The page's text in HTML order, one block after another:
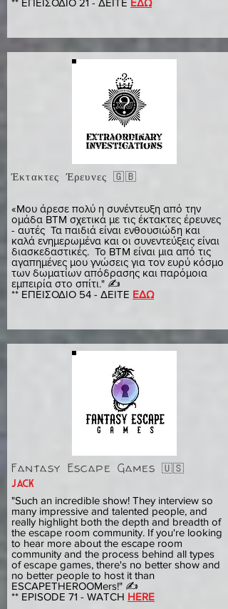
Έκτακτες Έρευνες 🇬🇧
«Μου άρεσε πολύ η συνέντευξη από την
ομάδα BTM σχετικά με τις έκτακτες έρευνες
- αυτές Τα παιδιά είναι ενθουσιώδη και
καλά ενημερωμένα και οι συνεντεύξεις είναι
διασκεδαστικές. Το BTM είναι μια από τις
αγαπημένες μου γνώσεις για τον ευρύ κόσμο
των δωματίων απόδρασης και παρόμοια
εμπειρία στο σπίτι." ✍️
** ΕΠΕΙΣΟΔΙΟ 54 - ΔΕΙΤΕ ΕΔΩ
Fantasy Escape Games 🇺🇸
jack
"Such an incredible show! They interview so
many impressive and talented people, and
really highlight both the depth and breadth of
the escape room community. If you're looking
to hear more about the escape room
community and the process behind all types
of escape games, there's no better show and
no better people to host it than
ESCAPETHEROOMers!" ✍️
** EPISODE 71 - WATCH HERE